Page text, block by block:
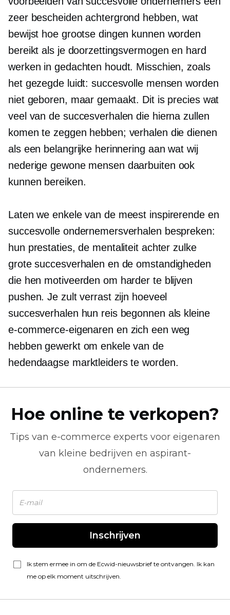
zeer bescheiden achtergrond hebben, wat
bewijst hoe grootse dingen kunnen worden
bereikt als je doorzettingsvermogen en hard
werken in gedachten houdt. Misschien, zoals
het gezegde luidt: succesvolle mensen worden
niet geboren, maar gemaakt. Dit is precies wat
veel van de succesverhalen die hierna zullen
komen te zeggen hebben; verhalen die dienen
als een belangrijke herinnering aan wat wij
nederige gewone mensen daarbuiten ook
kunnen bereiken.
Laten we enkele van de meest inspirerende en
succesvolle ondernemersverhalen bespreken:
hun prestaties, de mentaliteit achter zulke
grote succesverhalen en de omstandigheden
die hen motiveerden om harder te blijven
pushen. Je zult verrast zijn hoeveel
succesverhalen hun reis begonnen als kleine
e-commerce-eigenaren en zich een weg
hebben gewerkt om enkele van de
hedendaagse marktleiders te worden.
Hoe online te verkopen?
Tips van e-commerce experts voor eigenaren
van kleine bedrijven en aspirant-
ondernemers.
Inschrijven
Ik stem ermee in om de Ecwid-nieuwsbrief te ontvangen. Ik kan
me op elk moment uitschrijven.